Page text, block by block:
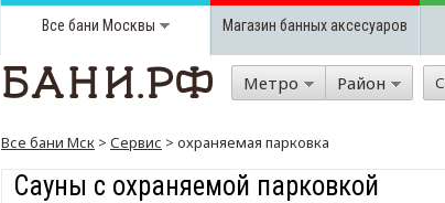
Все бани Москвы Магазин банных аксесуаров
Метро Район
Все бани Мск > Сервис > охраняемая парковка
Сауны с охраняемой парковкой